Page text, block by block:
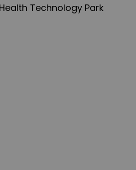
Technology Park